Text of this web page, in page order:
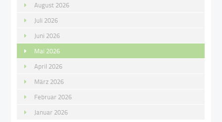
August 2026
Juli 2026
Juni 2026
Mai 2026
April 2026
März 2026
Februar 2026
Januar 2026